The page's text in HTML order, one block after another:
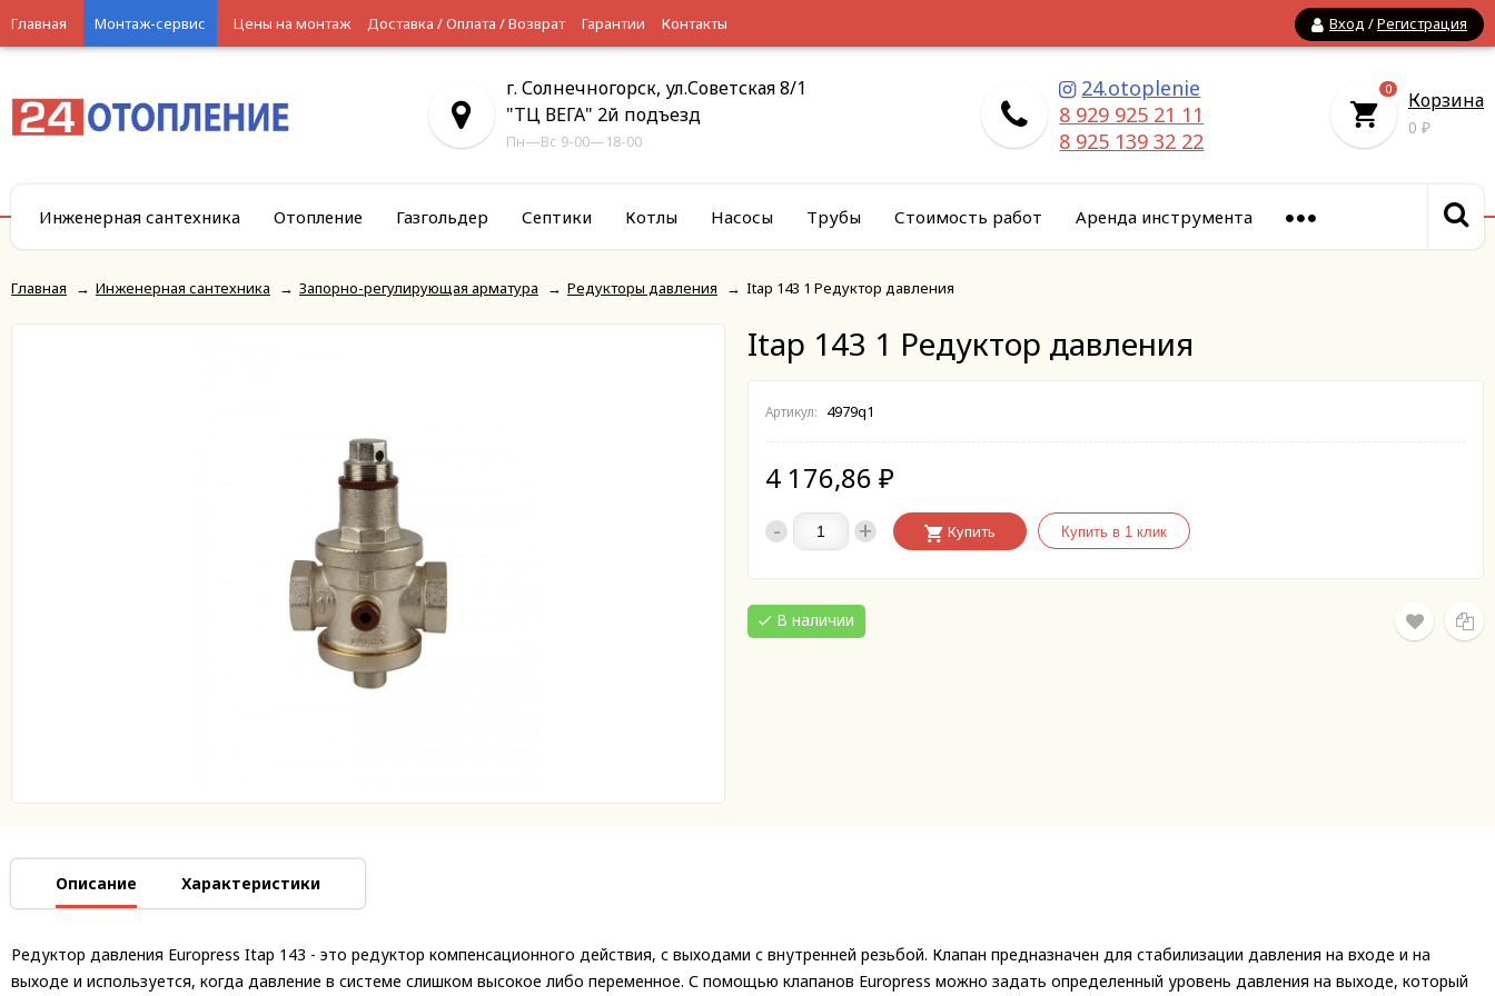
Вход /Регистрация
Главная Монтаж-сервис Цены на монтаж Доставка / Оплата / Возврат Гарантии Контакты
г. Солнечногорск, ул.Советская 8/1
"ТЦ ВЕГА" 2й подъезд
Пн—Вс 9-00—18-00
24.otoplenie
8 929 925 21 11
8 925 139 32 22
0 Корзина
0 ₽
Инженерная сантехника Отопление Газгольдер Септики Котлы Насосы Трубы Стоимость работ Аренда инструмента
Главная → Инженерная сантехника → Запорно-регулирующая арматура → Редукторы давления → Itap 143 1 Редуктор давления
Itap 143 1 Редуктор давления
Артикул: 4979q1
4 176,86 ₽
- + Купить
В наличии
Описание Характеристики
Редуктор давления Europress Itap 143 - это редуктор компенсационного действия, с выходами с внутренней резьбой. Клапан предназначен для стабилизации давления на входе и на
выходе и используется, когда давление в системе слишком высокое либо переменное. С помощью клапанов Europress можно задать определенный уровень давления на выходе, который